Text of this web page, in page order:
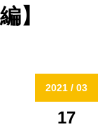
編】
2021 / 03
17